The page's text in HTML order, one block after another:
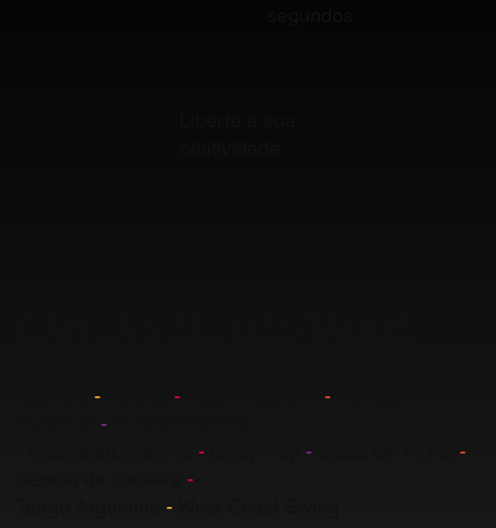
Bachata- Balboa- Zouk Brasileiro-
Cubanas-
- Kizomba/UrbanKiz- Lindy Hop- Salsa On1/On2-
Samba de Gafieira-
Tango Argentino-